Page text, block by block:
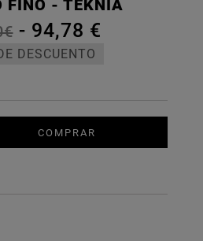
FINO - TEKNIA
- 94,78 €
DESCUENTO
COMPRAR